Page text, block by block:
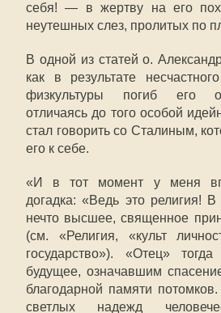
себя! — в жертву на его
неутешных слез, пролитых по
В одной из статей о.
как в результате
физкультуры погиб его
отличаясь до того особой
стал говорить со Сталиным,
его к себе.
«И в тот момент у меня
догадка: «Ведь это религия!
нечто высшее, священное
(см. «Религия, «культ
государство»). «Отец»
будущее, означавшим
благодарной памяти
светлых надежд